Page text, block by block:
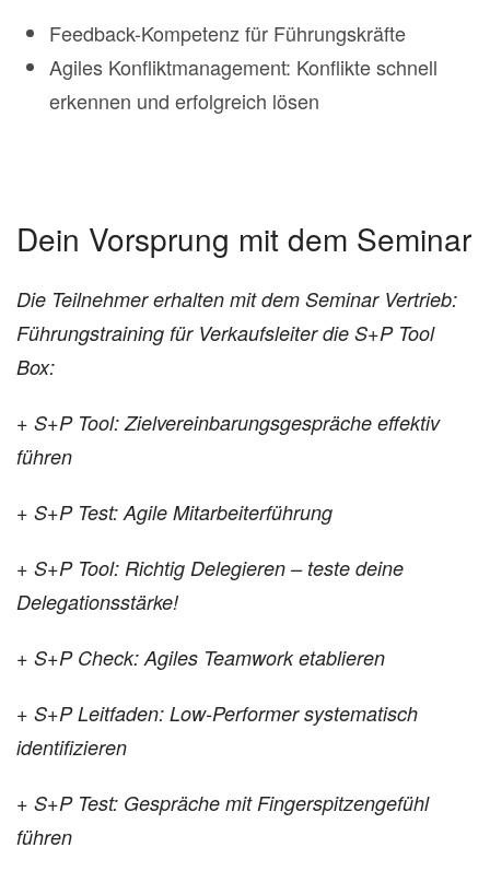
Feedback-Kompetenz für Führungskräfte
Agiles Konfliktmanagement: Konflikte schnell
erkennen und erfolgreich lösen
Dein Vorsprung mit dem Seminar
Die Teilnehmer erhalten mit dem Seminar Vertrieb:
Führungstraining für Verkaufsleiter die S+P Tool
Box:
+ S+P Tool: Zielvereinbarungsgespräche effektiv
führen
+ S+P Test: Agile Mitarbeiterführung
+ S+P Tool: Richtig Delegieren – teste deine
Delegationsstärke!
+ S+P Check: Agiles Teamwork etablieren
+ S+P Leitfaden: Low-Performer systematisch
identifizieren
+ S+P Test: Gespräche mit Fingerspitzengefühl
führen